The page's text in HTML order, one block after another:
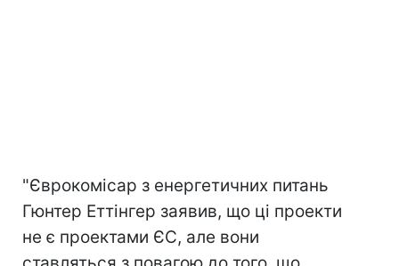
"Єврокомісар з енергетичних питань
Гюнтер Еттінгер заявив, що ці проекти
не є проектами ЄС, але вони